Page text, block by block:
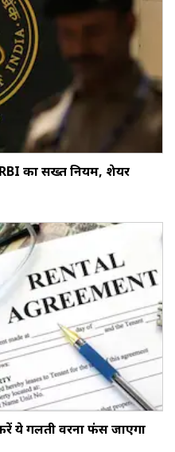
RBI का सख्‍त नियम, शेयर
ये गलती वरना फंस जाएगा